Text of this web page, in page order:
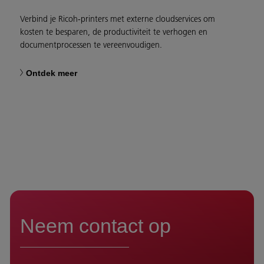
Verbind je Ricoh-printers met externe cloudservices om
kosten te besparen, de productiviteit te verhogen en
documentprocessen te vereenvoudigen.
Ontdek meer
Neem contact op